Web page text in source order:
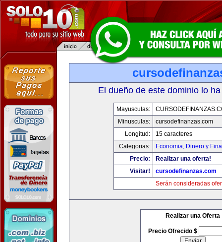
El dueño de este dominio lo
Mayusculas:
Minusculas:
cursodefinanzas.com
Longitud:
15 caracteres
Categorias:
Economia, Dinero y
Precio:
Realizar una oferta!
Visitar!
cursodefinanzas.com
Serán consideradas
Realizar una Oferta
Precio Ofrecido $